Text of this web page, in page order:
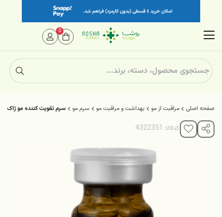
صفحه اصلی مراقبت از مو بهداشت و مراقبت مو سرم مو سرم تقویت کننده مو ژاک
کدکالا:
0